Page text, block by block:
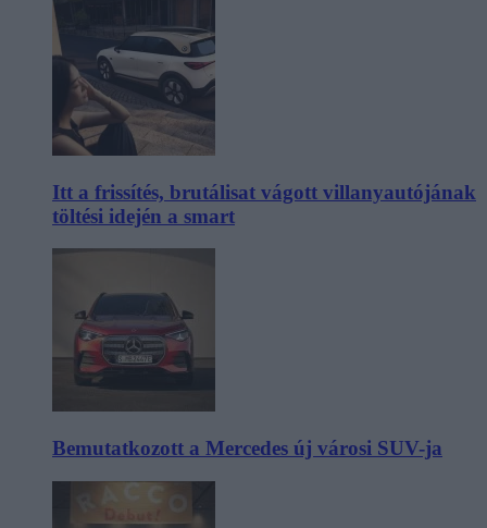
Itt a frissítés, brutálisat vágott villanyautójának
töltési idején a smart
Bemutatkozott a Mercedes új városi SUV-ja